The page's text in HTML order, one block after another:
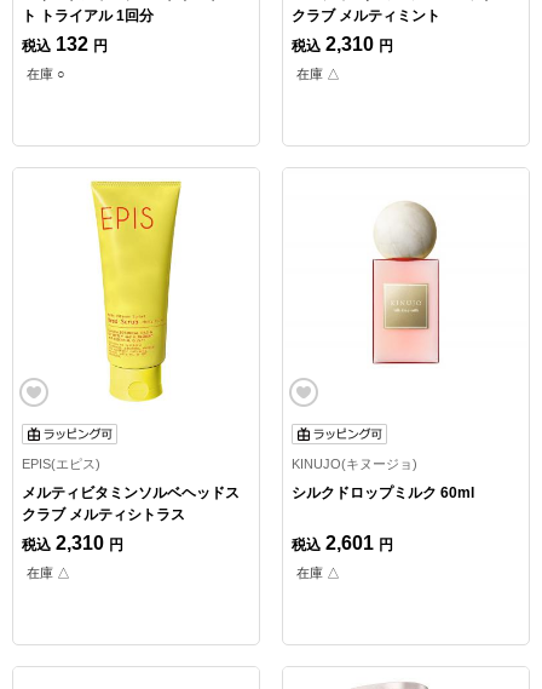
ト トライアル 1回分
税込 132 円
在庫 ○
クラブ メルティミント
税込 2,310 円
在庫 △
EPIS(エピス)
メルティビタミンソルベヘッドス
クラブ メルティシトラス
税込 2,310 円
在庫 △
KINUJO(キヌージョ)
シルクドロップミルク 60ml
税込 2,601 円
在庫 △